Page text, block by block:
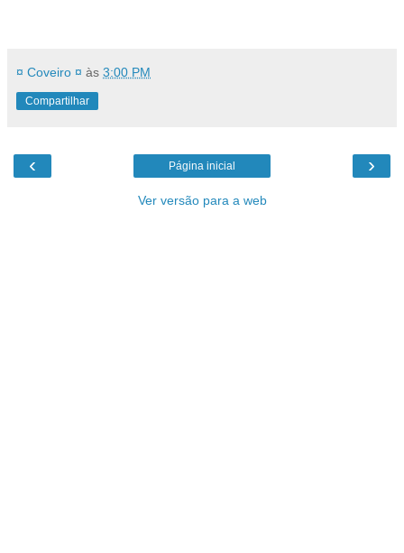
¤ Coveiro ¤ às 3:00 PM
Compartilhar
‹ ›
Página inicial
Ver versão para a web